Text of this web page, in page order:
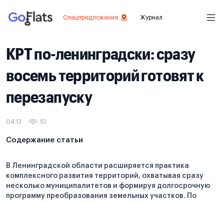
Спецпредложения Журнал
КРТ по-ленинградски: сразу
восемь территорий готовят к
перезапуску
04.13 10
Содержание статьи
В Ленинградской области расширяется практика
комплексного развития территорий, охватывая сразу
несколько муниципалитетов и формируя долгосрочную
программу преобразования земельных участков. По